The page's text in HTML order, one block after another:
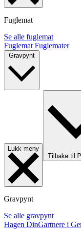
Fuglemat
Se alle fuglemat
Fuglemat Fuglemater
Lukk meny
Tilbake til
Gravpynt
Se alle gravpynt
Hagen DinGartnere i